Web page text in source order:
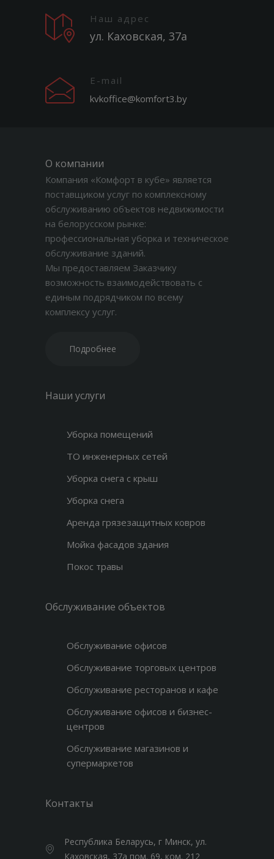
Наш адрес
ул. Каховская, 37а
E-mail
kvkoffice@komfort3.by
О компании
Компания «Комфорт в кубе» является
поставщиком услуг по комплексному
обслуживанию объектов недвижимости
на белорусском рынке:
профессиональная уборка и техническое
обслуживание зданий.
Мы предоставляем Заказчику
возможность взаимодействовать с
единым подрядчиком по всему
комплексу услуг.
Подробнее
Наши услуги
Уборка помещений
ТО инженерных сетей
Уборка снега с крыш
Уборка снега
Аренда грязезащитных ковров
Мойка фасадов здания
Покос травы
Обслуживание объектов
Обслуживание офисов
Обслуживание торговых центров
Обслуживание ресторанов и кафе
Обслуживание офисов и бизнес-
центров
Обслуживание магазинов и
супермаркетов
Контакты
Республика Беларусь, г Минск, ул.
Каховская, 37а пом. 69, ком. 212